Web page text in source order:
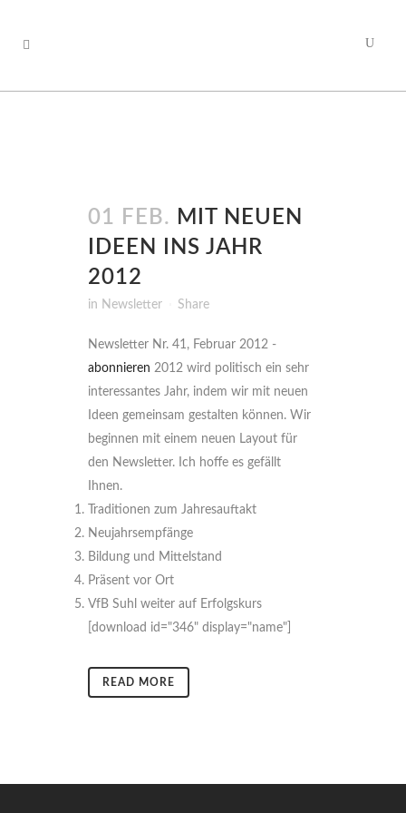
01 FEB. MIT NEUEN
IDEEN INS JAHR
2012
in Newsletter Share
Newsletter Nr. 41, Februar 2012 -
abonnieren 2012 wird politisch ein sehr
interessantes Jahr, indem wir mit neuen
Ideen gemeinsam gestalten können. Wir
beginnen mit einem neuen Layout für
den Newsletter. Ich hoffe es gefällt
Ihnen.
Traditionen zum Jahresauftakt
Neujahrsempfänge
Bildung und Mittelstand
Präsent vor Ort
VfB Suhl weiter auf Erfolgskurs
[download id="346" display="name"]
READ MORE